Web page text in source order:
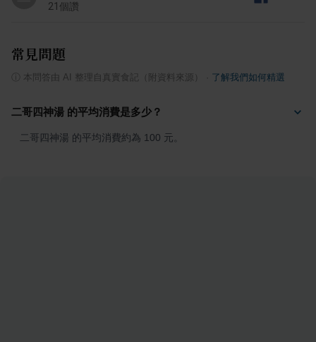
21 個讚
常見問題
本問答由 AI 整理自真實食記（附資料來源） 了解我們如何精選
二哥四神湯 的平均消費是多少？
二哥四神湯 的平均消費約為 100 元。